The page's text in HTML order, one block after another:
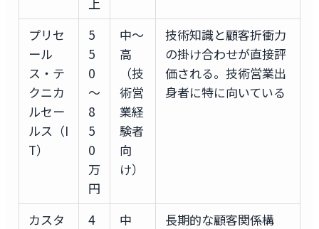
プリセ
ール
ス・テ
クニカ
ルセー
ルス（I
T）
5
5
0
〜
8
5
0
万
円
中〜
高
（技
術営
業経
験者
向
け）
技術知識と顧客折衝力
の掛け合わせが直接評
価される。技術営業出
身者に特に向いている
カスタ
4
中
長期的な顧客関係構